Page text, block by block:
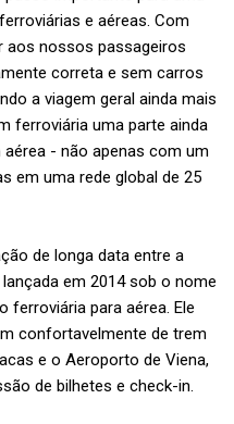
e aéreas. Com
aos nossos passageiros
correta e sem carros
a viagem geral ainda mais
ferroviária uma parte ainda
- não apenas com um
em uma rede global de 25
de longa data entre a
em 2014 sob o nome
ferroviária para aérea. Ele
confortavelmente de trem
e o Aeroporto de Viena,
de bilhetes e check-in.